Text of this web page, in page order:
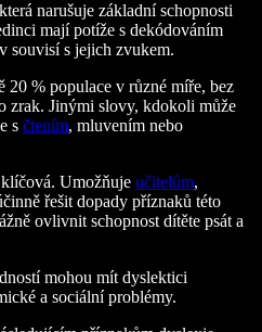
narušuje základní schopnosti
mají potíže s dekódováním
souvisí s jejich zvukem.
20 % populace v různé míře, bez
zrak. Jinými slovy, kdokoli může
s čtením, mluvením nebo
Umožňuje učitelům,
řešit dopady příznaků této
ovlivnit schopnost dítěte psát a
mohou mít dyslektici
a sociální problémy.